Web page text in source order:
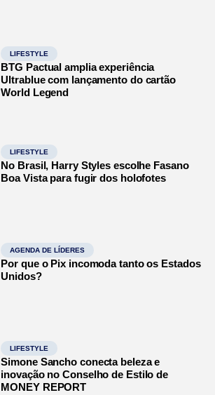
LIFESTYLE
BTG Pactual amplia experiência
Ultrablue com lançamento do cartão
World Legend
LIFESTYLE
No Brasil, Harry Styles escolhe Fasano
Boa Vista para fugir dos holofotes
AGENDA DE LÍDERES
Por que o Pix incomoda tanto os Estados
Unidos?
LIFESTYLE
Simone Sancho conecta beleza e
inovação no Conselho de Estilo de
MONEY REPORT